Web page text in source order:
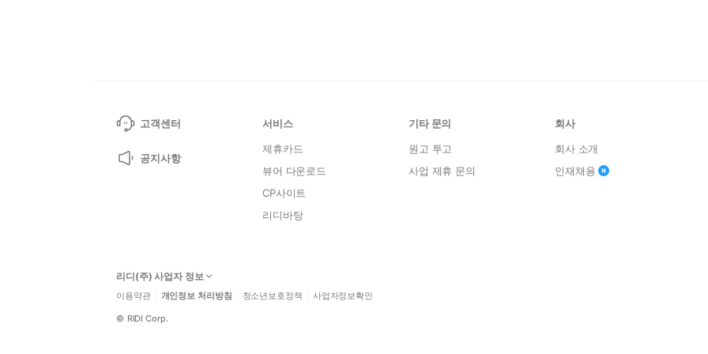
고객센터
공지사항
서비스
제휴카드
뷰어 다운로드
CP사이트
리디바탕
기타 문의
원고 투고
사업 제휴 문의
회사
회사 소개
인재채용
리디(주) 사업자 정보
이용약관 개인정보 처리방침 청소년보호정책 사업자정보확인
© RIDI Corp.